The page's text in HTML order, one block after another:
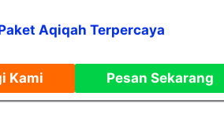
Aqiqah Terpercaya
Kami Pesan Sekarang